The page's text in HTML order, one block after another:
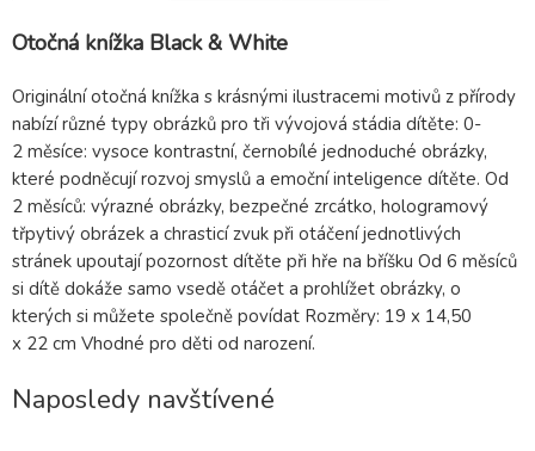
Otočná knížka Black & White
Originální otočná knížka s krásnými ilustracemi motivů z přírody
nabízí různé typy obrázků pro tři vývojová stádia dítěte: 0-
2 měsíce: vysoce kontrastní, černobílé jednoduché obrázky,
které podněcují rozvoj smyslů a emoční inteligence dítěte. Od
2 měsíců: výrazné obrázky, bezpečné zrcátko, hologramový
třpytivý obrázek a chrasticí zvuk při otáčení jednotlivých
stránek upoutají pozornost dítěte při hře na bříšku Od 6 měsíců
si dítě dokáže samo vsedě otáčet a prohlížet obrázky, o
kterých si můžete společně povídat Rozměry: 19 x 14,50
x 22 cm Vhodné pro děti od narození.
Naposledy navštívené